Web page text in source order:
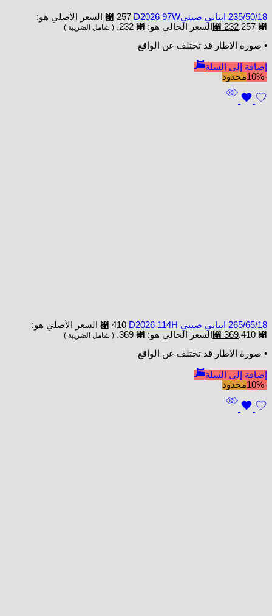
235/50/18 ابتاني صينيD2026 97W ⃁257
السعر الأصلي هو:
⃁ 257.
⃁ 232 السعر الحالي هو: ⃁ 232. ( شامل الضريبة )
• صورة الاطار قد تختلف عن الواقع
إضافة إلى السلة
-10%
محدود
265/65/18 ابتاني صيني D2026 114H ⃁410
السعر الأصلي هو:
⃁ 410.
⃁ 369 السعر الحالي هو: ⃁ 369. ( شامل الضريبة )
• صورة الاطار قد تختلف عن الواقع
إضافة إلى السلة
-10%
محدود